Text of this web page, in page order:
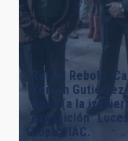
Rafael Rebolo,
Xerach
Rosa (a la
exposición
López/IAC.